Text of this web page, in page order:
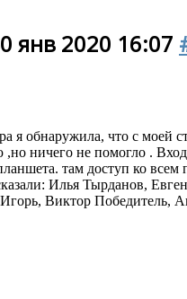
янв 2020 16:07
я обнаружила, что с моей
,но ничего не помогло .
там доступ ко всем
Илья Тырданов,
Игорь, Виктор Победитель,